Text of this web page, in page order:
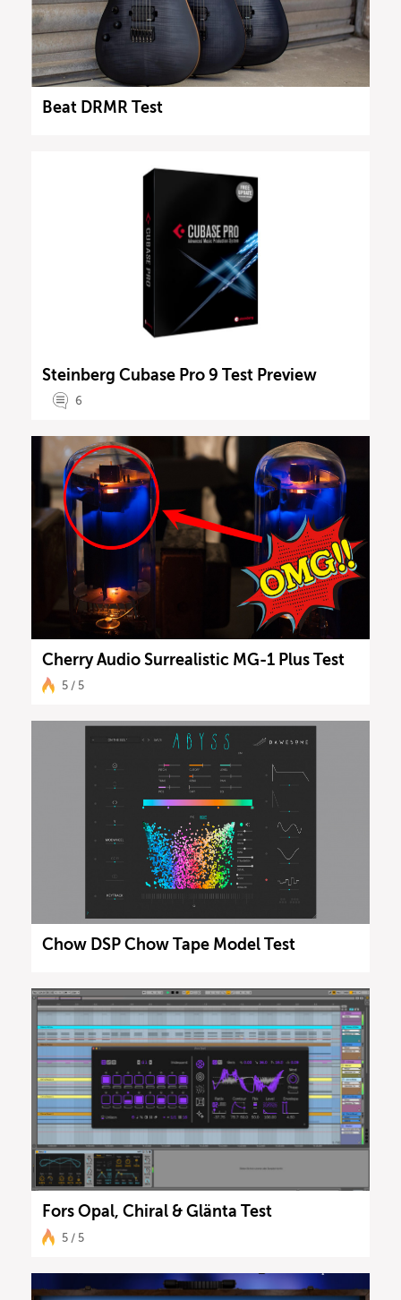
Beat DRMR Test
Steinberg Cubase Pro 9 Test Preview
6
Cherry Audio Surrealistic MG-1 Plus Test
5 / 5
Chow DSP Chow Tape Model Test
Fors Opal, Chiral & Glänta Test
5 / 5